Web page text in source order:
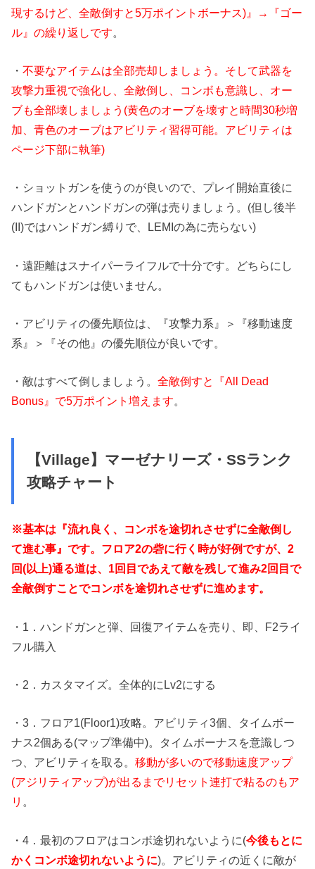
現するけど、全敵倒すと5万ポイントボーナス)』→『ゴー
ル』の繰り返しです。
・不要なアイテムは全部売却しましょう。そして武器を
攻撃力重視で強化し、全敵倒し、コンボも意識し、オー
ブも全部壊しましょう(黄色のオーブを壊すと時間30秒増
加、青色のオーブはアビリティ習得可能。アビリティは
ページ下部に執筆)
・ショットガンを使うのが良いので、プレイ開始直後に
ハンドガンとハンドガンの弾は売りましょう。(但し後半
(II)ではハンドガン縛りで、LEMIの為に売らない)
・遠距離はスナイパーライフルで十分です。どちらにし
てもハンドガンは使いません。
・アビリティの優先順位は、『攻撃力系』＞『移動速度
系』＞『その他』の優先順位が良いです。
・敵はすべて倒しましょう。全敵倒すと『All Dead
Bonus』で5万ポイント増えます。
【Village】マーゼナリーズ・SSランク
攻略チャート
※基本は『流れ良く、コンボを途切れさせずに全敵倒し
て進む事』です。フロア2の砦に行く時が好例ですが、2
回(以上)通る道は、1回目であえて敵を残して進み2回目で
全敵倒すことでコンボを途切れさせずに進めます。
・1．ハンドガンと弾、回復アイテムを売り、即、F2ライ
フル購入
・2．カスタマイズ。全体的にLv2にする
・3．フロア1(Floor1)攻略。アビリティ3個、タイムボー
ナス2個ある(マップ準備中)。タイムボーナスを意識しつ
つ、アビリティを取る。移動が多いので移動速度アップ
(アジリティアップ)が出るまでリセット連打で粘るのもア
リ 。
・4．最初のフロアはコンボ途切れないように(今後もとに
かくコンボ途切れないように)。アビリティの近くに敵が